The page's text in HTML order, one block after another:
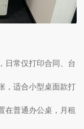
日常仅打印合同、台
，适合小型桌面款打
在普通办公桌，月租